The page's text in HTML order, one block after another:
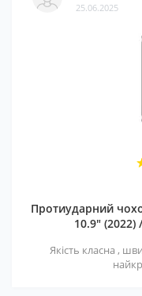
25.06.2025
Протиударний
10.9" (2022)
Якість класна ,